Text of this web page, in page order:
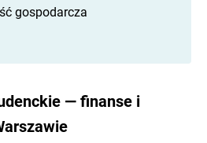
gospodarcza
— finanse i